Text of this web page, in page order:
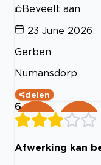
Beveelt aan
23 June 2026
Gerben
Numansdorp
delen
6
Afwerking kan